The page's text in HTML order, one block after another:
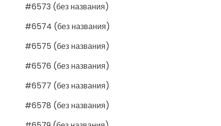
#6573 (без названия)
#6574 (без названия)
#6575 (без названия)
#6576 (без названия)
#6577 (без названия)
#6578 (без названия)